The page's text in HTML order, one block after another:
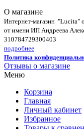
О магазине
Интернет-магазин "Lucita"
от имени ИП Андреева
310784729300403
подробнее
Политика
Отзывы о магазине
Меню
Корзина
Главная
Личный кабинет
Избранное